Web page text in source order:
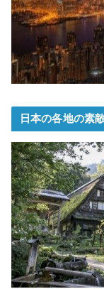
日本の各地の素